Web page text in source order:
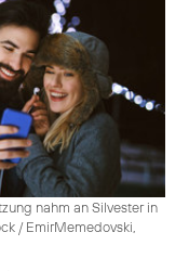
nahm an Silvester in
/ EmirMemedovski,